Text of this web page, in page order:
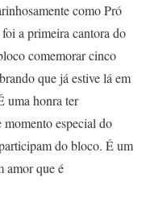
como Pró
a primeira cantora do
comemorar cinco
que já estive lá em
uma honra ter
momento especial do
do bloco. É um
amor que é